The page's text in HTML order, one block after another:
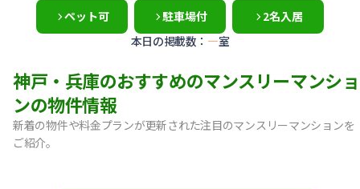
ペット可 駐車場付
2名入居
本日の掲載数： —室
神戸・兵庫のおすすめのマンスリーマンショ
ンの物件情報
新着の物件や料金プランが更新された注目のマンスリーマンションを
ご紹介。